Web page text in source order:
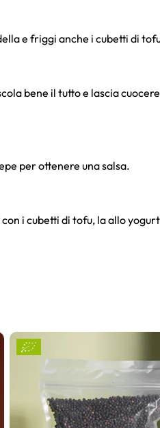
e friggi anche i cubetti di
bene il tutto e lascia
per ottenere una salsa.
i cubetti di tofu, la allo